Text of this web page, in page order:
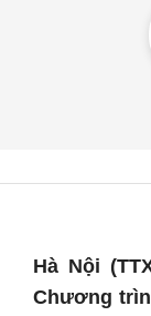
Hà Nội
Chương